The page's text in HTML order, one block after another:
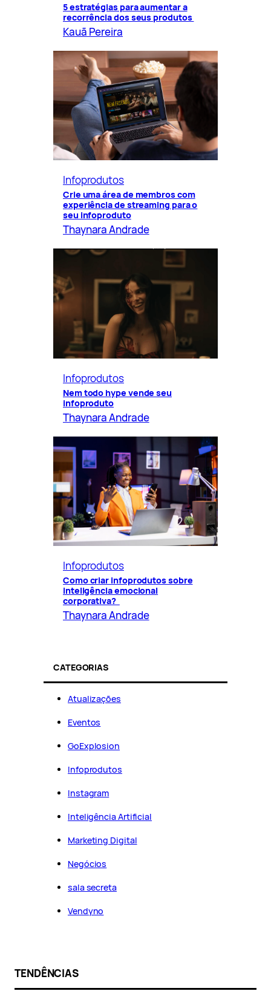
5 estratégias para aumentar a
recorrência dos seus produtos
Kauã Pereira
Infoprodutos
Crie uma área de membros com
experiência de streaming para o
seu infoproduto
Thaynara Andrade
Infoprodutos
Nem todo hype vende seu
infoproduto
Thaynara Andrade
Infoprodutos
Como criar infoprodutos sobre
inteligência emocional
corporativa?
Thaynara Andrade
CATEGORIAS
Atualizações
Eventos
GoExplosion
Infoprodutos
Instagram
Inteligência Artificial
Marketing Digital
Negócios
sala secreta
Vendyno
TENDÊNCIAS